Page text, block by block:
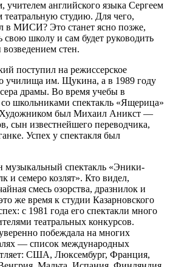
учителем английского языка Сергеем
театральную студию. Для чего,
в МИСИ? Это станет ясно позже,
свою школу и сам будет руководить
стен.
поступил на режиссерское
училища им. Щукина, а в 1989 году
драмы. Во время учебы в
школьниками спектакль «Ящерица»
был Михаил Аникст —
сын известнейшего переводчика,
Успех у спектакля был
музыкальный спектакль «Эники-
и семеро козлят». Кто видел,
смесь озорства, дразнилок и
же время к студии Казарновского
с 1981 года его спектакли много
театральных конкурсов.
побеждала на многих
— список международных
США, Люксембург, Франция,